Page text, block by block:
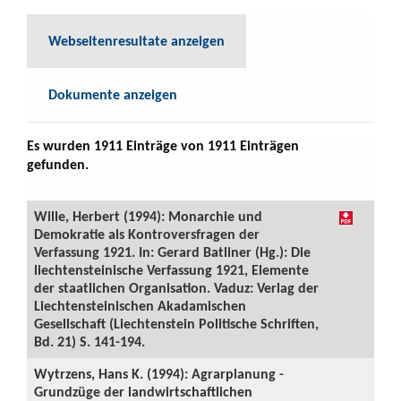
Webseitenresultate anzeigen
Dokumente anzeigen
Es wurden 1911 Einträge von 1911 Einträgen
gefunden.
Wille, Herbert (1994): Monarchie und
Demokratie als Kontroversfragen der
Verfassung 1921. In: Gerard Batliner (Hg.): Die
liechtensteinische Verfassung 1921, Elemente
der staatlichen Organisation. Vaduz: Verlag der
Liechtensteinischen Akadamischen
Gesellschaft (Liechtenstein Politische Schriften,
Bd. 21) S. 141-194.
Wytrzens, Hans K. (1994): Agrarplanung -
Grundzüge der landwirtschaftlichen